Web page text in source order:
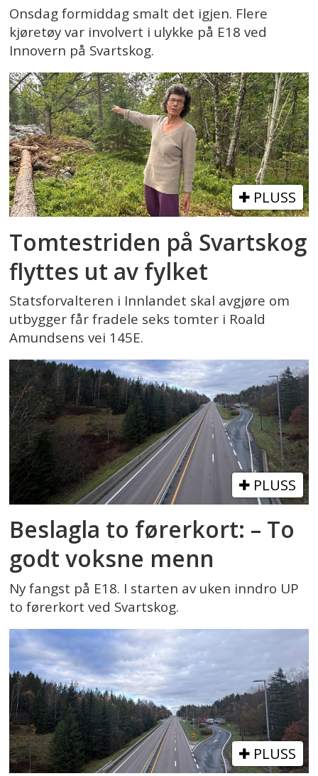
Onsdag formiddag smalt det igjen. Flere
kjøretøy var involvert i ulykke på E18 ved
Innovern på Svartskog.
PLUSS
Tomtestriden på Svartskog
flyttes ut av fylket
Statsforvalteren i Innlandet skal avgjøre om
utbygger får fradele seks tomter i Roald
Amundsens vei 145E.
PLUSS
Beslagla to førerkort: – To
godt voksne menn
Ny fangst på E18. I starten av uken inndro UP
to førerkort ved Svartskog.
PLUSS